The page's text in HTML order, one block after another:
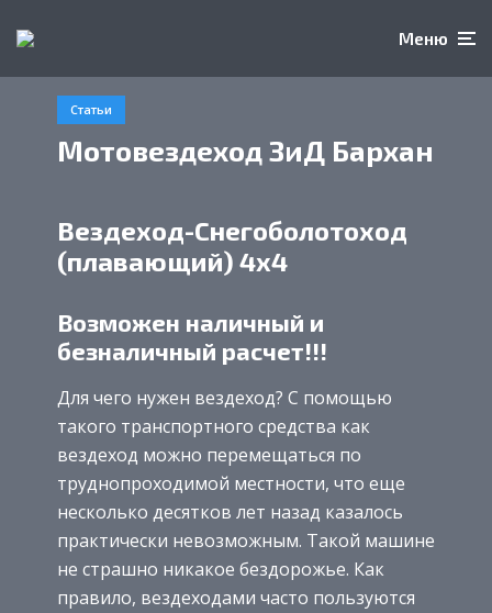
Меню
Статьи
Мотовездеход ЗиД Бархан
Вездеход-Снегоболотоход
(плавающий) 4х4
Возможен наличный и
безналичный расчет!!!
Для чего нужен вездеход? С помощью
такого транспортного средства как
вездеход можно перемещаться по
труднопроходимой местности, что еще
несколько десятков лет назад казалось
практически невозможным. Такой машине
не страшно никакое бездорожье. Как
правило, вездеходами часто пользуются